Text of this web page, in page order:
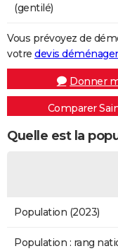
(gentilé)
Vous prévoyez de
votre devis
Donner
Comparer
Quelle est la
Population (2023)
Population : rang